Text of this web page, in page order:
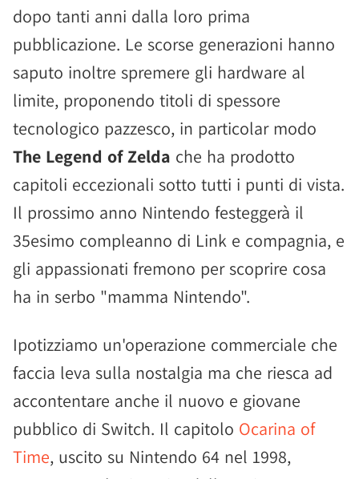
dopo tanti anni dalla loro prima
pubblicazione. Le scorse generazioni hanno
saputo inoltre spremere gli hardware al
limite, proponendo titoli di spessore
tecnologico pazzesco, in particolar modo
The Legend of Zelda che ha prodotto
capitoli eccezionali sotto tutti i punti di vista.
Il prossimo anno Nintendo festeggerà il
35esimo compleanno di Link e compagnia, e
gli appassionati fremono per scoprire cosa
ha in serbo "mamma Nintendo".
Ipotizziamo un'operazione commerciale che
faccia leva sulla nostalgia ma che riesca ad
accontentare anche il nuovo e giovane
pubblico di Switch. Il capitolo Ocarina of
Time, uscito su Nintendo 64 nel 1998,